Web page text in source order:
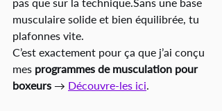
musculaire solide et bien équilibrée, tu
plafonnes vite.
C’est exactement pour ça que j’ai conçu
mes programmes de musculation pour
boxeurs → Découvre-les ici.